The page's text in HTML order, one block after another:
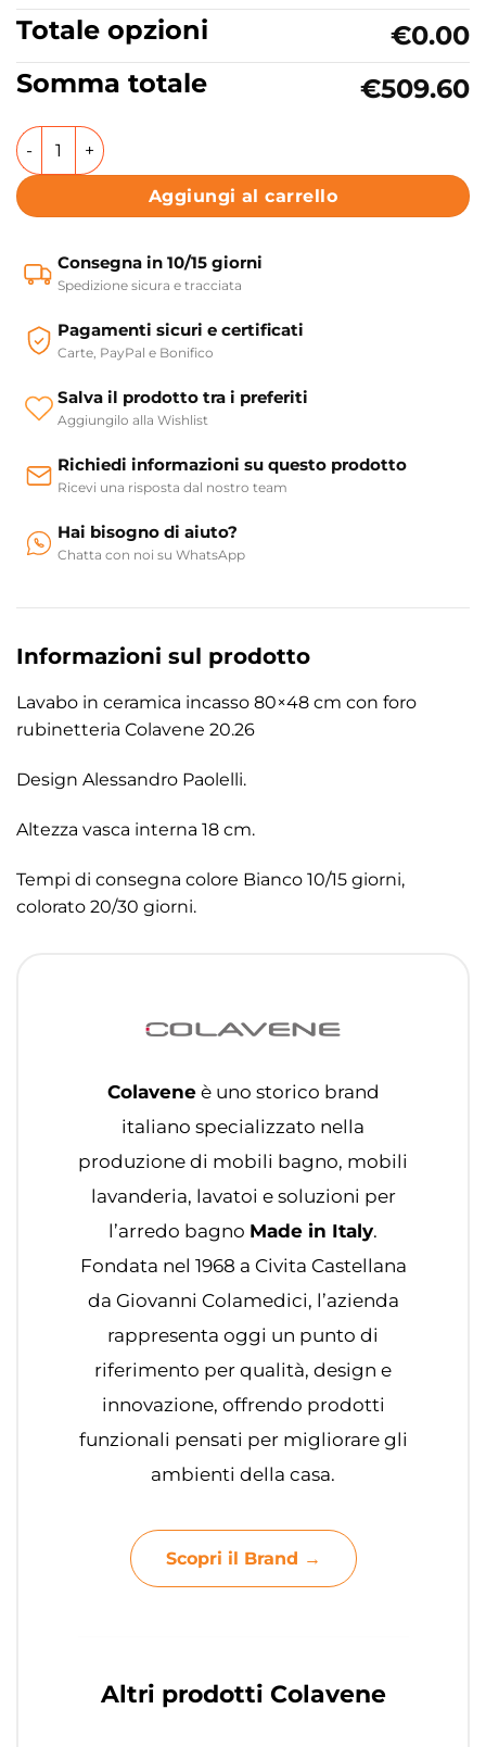
Totale opzioni
€0.00
Somma totale
€509.60
Lavabo in ceramica incasso 80x48 cm con foro
Aggiungi al carrello
Consegna in 10/15 giorni
Spedizione sicura e tracciata
Pagamenti sicuri e certificati
Carte, PayPal e Bonifico
Salva il prodotto tra i preferiti
Aggiungilo alla Wishlist
Richiedi informazioni su questo prodotto
Ricevi una risposta dal nostro team
Hai bisogno di aiuto?
Chatta con noi su WhatsApp
Informazioni sul prodotto
Lavabo in ceramica incasso 80×48 cm con foro
rubinetteria Colavene 20.26
Design Alessandro Paolelli.
Altezza vasca interna 18 cm.
Tempi di consegna colore Bianco 10/15 giorni,
colorato 20/30 giorni.
Colaveneè uno storico brand
italiano specializzato nella
produzione di mobili bagno, mobili
lavanderia, lavatoi e soluzioni per
l’arredo bagno Made in Italy.
Fondata nel 1968 a Civita Castellana
da Giovanni Colamedici, l’azienda
rappresenta oggi un punto di
riferimento per qualità, design e
innovazione, offrendo prodotti
funzionali pensati per migliorare gli
ambienti della casa.
Scopri il Brand →
Altri prodotti Colavene